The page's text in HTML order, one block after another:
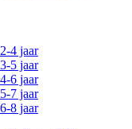
4 jaar
5 jaar
6 jaar
7 jaar
8 jaar